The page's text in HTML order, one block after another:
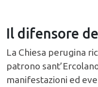
Il difensore
La Chiesa perugina
patrono
manifestazioni ed